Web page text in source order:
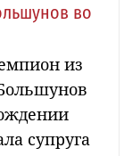
во
из
супруга